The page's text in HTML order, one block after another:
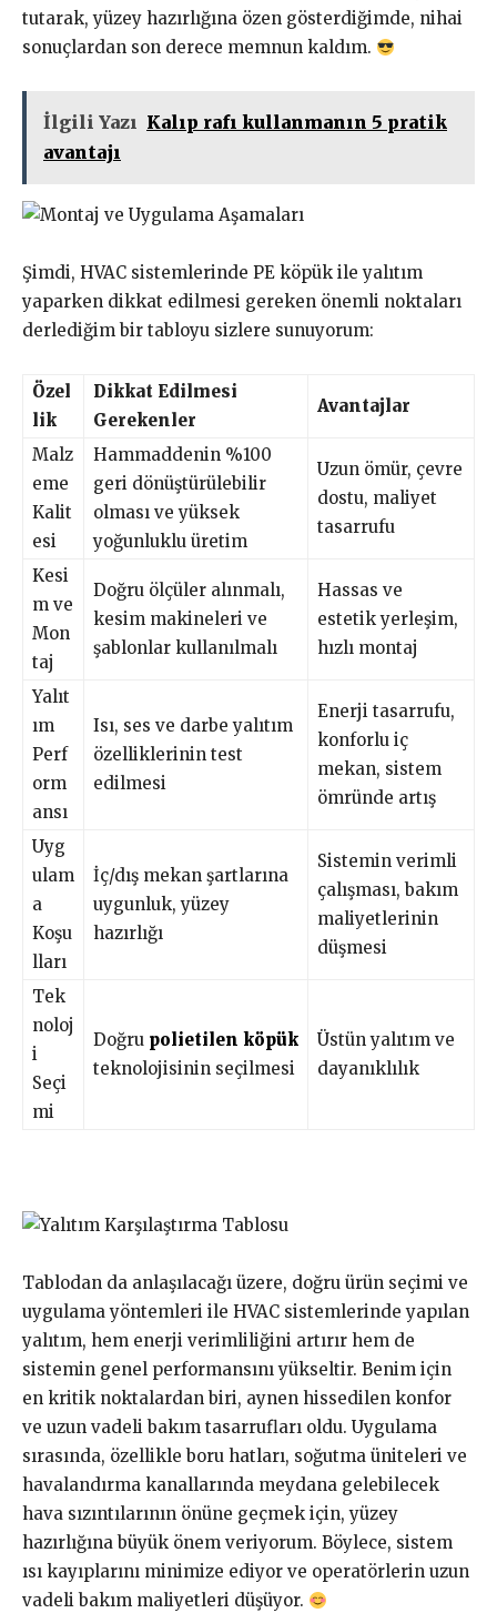
tutarak, yüzey hazırlığına özen gösterdiğimde, nihai
sonuçlardan son derece memnun kaldım.
İlgili Yazı Kalıp rafı kullanmanın 5 pratik
avantajı
Şimdi, HVAC sistemlerinde PE köpük ile yalıtım
yaparken dikkat edilmesi gereken önemli noktaları
derlediğim bir tabloyu sizlere sunuyorum:
Özel
lik
Dikkat Edilmesi
Gerekenler
Avantajlar
Malz
eme
Kalit
esi
Hammaddenin %100
geri dönüştürülebilir
olması ve yüksek
yoğunluklu üretim
Uzun ömür, çevre
dostu, maliyet
tasarrufu
Kesi
m ve
Mon
taj
Doğru ölçüler alınmalı,
kesim makineleri ve
şablonlar kullanılmalı
Hassas ve
estetik yerleşim,
hızlı montaj
Yalıt
ım
Perf
orm
ansı
Isı, ses ve darbe yalıtım
özelliklerinin test
edilmesi
Enerji tasarrufu,
konforlu iç
mekan, sistem
ömründe artış
Uyg
ulam
a
Koşu
lları
İç/dış mekan şartlarına
uygunluk, yüzey
hazırlığı
Sistemin verimli
çalışması, bakım
maliyetlerinin
düşmesi
Tek
noloj
i
Seçi
mi
Doğru polietilen köpük
teknolojisinin seçilmesi
Üstün yalıtım ve
dayanıklılık
Tablodan da anlaşılacağı üzere, doğru ürün seçimi ve
uygulama yöntemleri ile HVAC sistemlerinde yapılan
yalıtım, hem enerji verimliliğini artırır hem de
sistemin genel performansını yükseltir. Benim için
en kritik noktalardan biri, aynen hissedilen konfor
ve uzun vadeli bakım tasarrufları oldu. Uygulama
sırasında, özellikle boru hatları, soğutma üniteleri ve
havalandırma kanallarında meydana gelebilecek
hava sızıntılarının önüne geçmek için, yüzey
hazırlığına büyük önem veriyorum. Böylece, sistem
ısı kayıplarını minimize ediyor ve operatörlerin uzun
vadeli bakım maliyetleri düşüyor.